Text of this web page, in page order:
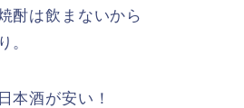
酎は飲まないから
。
本酒が安い！